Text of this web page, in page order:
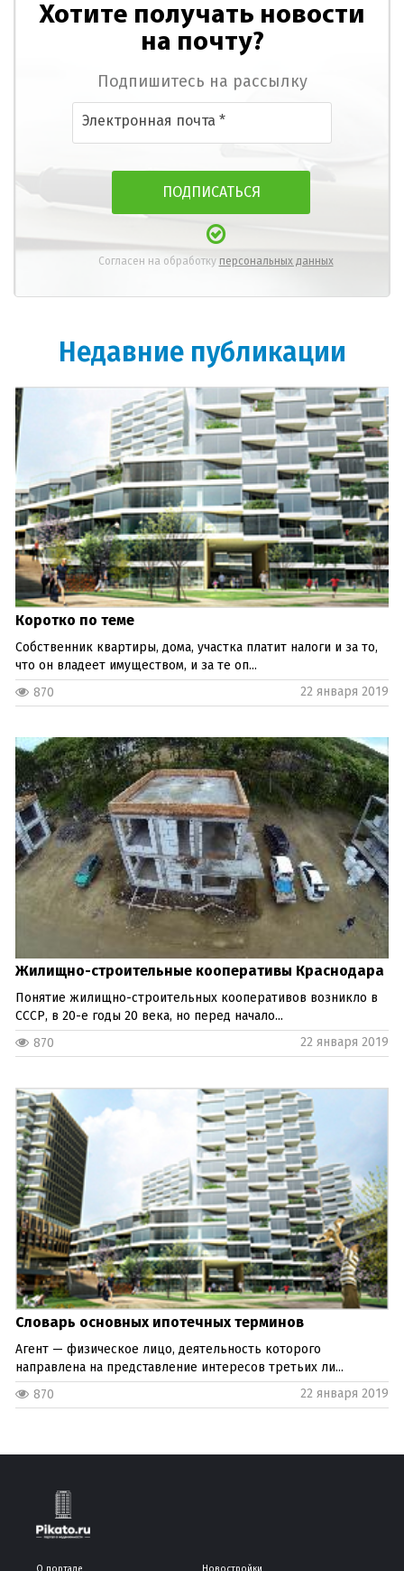
Хотите получать новости
на почту?
Подпишитесь на рассылку
Согласен на обработку персональных данных
Недавние публикации
Коротко по теме
Собственник квартиры, дома, участка платит налоги и за то,
что он владеет имуществом, и за те оп...
870
22 января 2019
Жилищно-строительные кооперативы Краснодара
Понятие жилищно-строительных кооперативов возникло в
СССР, в 20-е годы 20 века, но перед начало...
870
22 января 2019
Словарь основных ипотечных терминов
Агент — физическое лицо, деятельность которого
направлена на представление интересов третьих ли...
870
22 января 2019